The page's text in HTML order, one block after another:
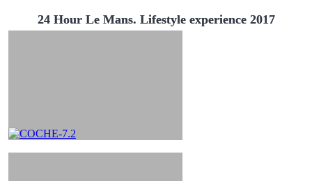
24 Hour Le Mans. Lifestyle experience 2017